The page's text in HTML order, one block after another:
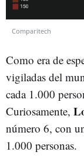
Comparitech
Como era de
vigiladas del
cada 1.000
Curiosamente,
número 6, con
1.000 personas.